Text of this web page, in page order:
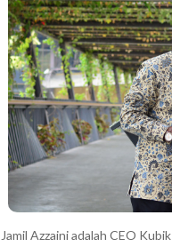
Jamil Azzaini adalah CEO